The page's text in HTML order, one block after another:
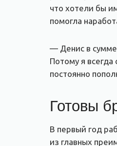
что хотели бы
помогла
— Денис в сумме
Потому я всегда
постоянно
Готовы
В первый год
из главных